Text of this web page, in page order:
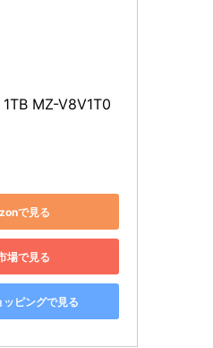
MZ-V8V1T0
で見る
場で見る
ピングで見る